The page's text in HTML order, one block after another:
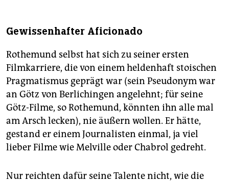
Gewissenhafter Aficionado
Rothemund selbst hat sich zu seiner ersten
Filmkarriere, die von einem heldenhaft stoischen
Pragmatismus geprägt war (sein Pseudonym war
an Götz von Berlichingen angelehnt; für seine
Götz-Filme, so Rothemund, könnten ihn alle mal
am Arsch lecken), nie äußern wollen. Er hätte,
gestand er einem Journalisten einmal, ja viel
lieber Filme wie Melville oder Chabrol gedreht.
Nur reichten dafür seine Talente nicht, wie die